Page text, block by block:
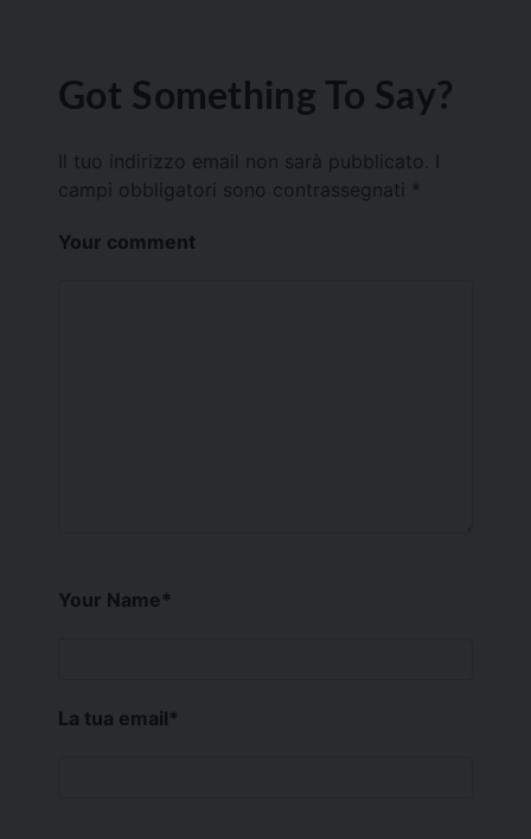
Got Something To Say?
Il tuo indirizzo email non sarà pubblicato.
campi obbligatori sono contrassegnati *
Your comment
Your Name*
La tua email*